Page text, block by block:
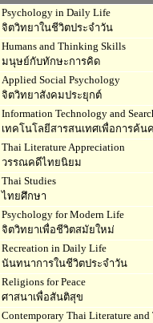
Psychology in Daily Life
จิตวิทยาในชีวิตประจำวัน
Humans and Thinking Skills
มนุษย์กับทักษะการคิด
Applied Social Psychology
จิตวิทยาสังคมประยุกต์
Information Technology and
เทคโนโลยีสารสนเทศเพื่อการค้น
Thai Literature Appreciation
วรรณคดีไทยนิยม
Thai Studies
ไทยศึกษา
Psychology for Modern Life
จิตวิทยาเพื่อชีวิตสมัยใหม่
Recreation in Daily Life
นันทนาการในชีวิตประจำวัน
Religions for Peace
ศาสนาเพื่อสันติสุข
Contemporary Thai Literature